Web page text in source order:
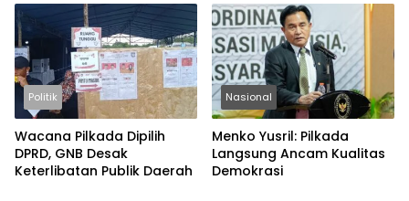
Politik
Wacana Pilkada Dipilih
DPRD, GNB Desak
Keterlibatan Publik Daerah
Nasional
Menko Yusril: Pilkada
Langsung Ancam Kualitas
Demokrasi